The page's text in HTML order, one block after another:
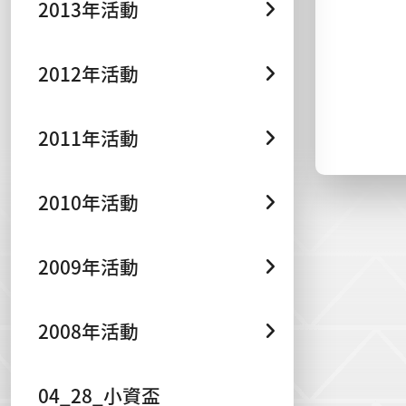
2013年活動
2012年活動
2011年活動
2010年活動
2009年活動
2008年活動
04_28_小資盃